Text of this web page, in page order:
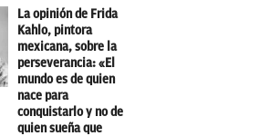
La opinión de Frida
Kahlo, pintora
mexicana, sobre la
perseverancia: «El
mundo es de quien
nace para
conquistarlo y no de
quien sueña que